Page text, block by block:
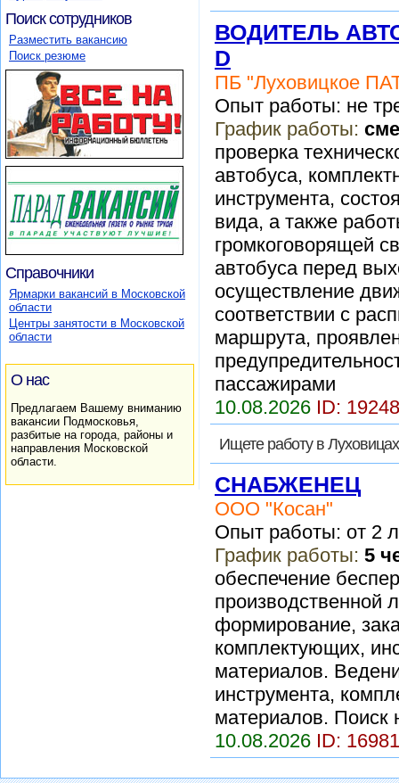
Поиск сотрудников
Разместить вакансию
Поиск резюме
Справочники
Ярмарки вакансий в Московской
области
Центры занятости в Московской
области
О нас
Предлагаем Вашему вниманию
вакансии Подмосковья,
разбитые на города, районы и
направления Московской
области.
ВОДИТЕЛЬ
D
ПБ "Луховицкое
Опыт работы: не
График работы:
проверка
автобуса,
инструмента,
вида, а также
громкоговорящей
автобуса перед
осуществление
соответствии с
маршрута,
пассажирами
10.08.2026 ID:
Ищете работу в
СНАБЖЕНЕЦ
ООО "Косан"
Опыт работы: от 2
График работы: 5
обеспечение
производственной
формирование,
комплектующих,
материалов.
инструмента,
материалов. Поиск
10.08.2026 ID: